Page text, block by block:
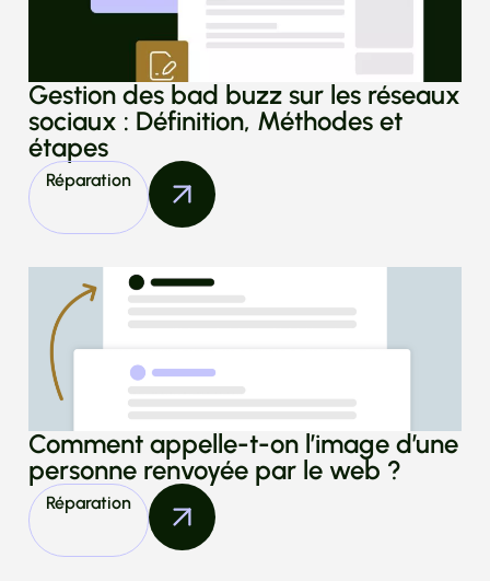
Gestion des bad buzz sur les réseaux
sociaux : Définition, Méthodes et
étapes
Réparation
Comment appelle-t-on l’image d’une
personne renvoyée par le web ?
Réparation